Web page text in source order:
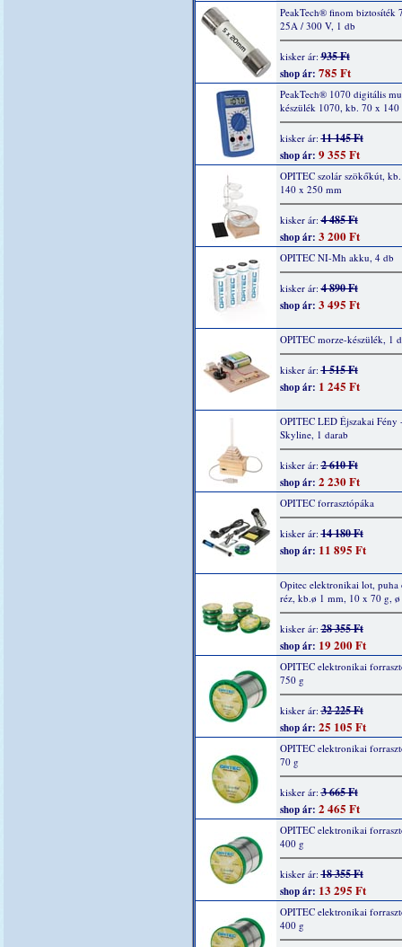
PeakTech® finom biztosíték
25A / 300 V, 1 db
kisker ár:935 Ft
shop ár: 785 Ft
PeakTech® 1070 digitális
készülék 1070, kb. 70 x
kisker ár:11 145 Ft
shop ár: 9 355 Ft
OPITEC szolár szökőkút,
140 x 250 mm
kisker ár:4 485 Ft
shop ár: 3 200 Ft
OPITEC NI-Mh akku, 4 db
kisker ár:4 890 Ft
shop ár: 3 495 Ft
OPITEC morze-készülék, 1
kisker ár:1 515 Ft
shop ár: 1 245 Ft
OPITEC LED Éjszakai Fény
Skyline, 1 darab
kisker ár:2 610 Ft
shop ár: 2 230 Ft
OPITEC forrasztópáka
kisker ár:14 180 Ft
shop ár: 11 895 Ft
Opitec elektronikai lot, puha
réz, kb.ø 1 mm, 10 x 70 g,
kisker ár:28 355 Ft
shop ár: 19 200 Ft
OPITEC elektronikai
750 g
kisker ár:32 225 Ft
shop ár: 25 105 Ft
OPITEC elektronikai
70 g
kisker ár:3 665 Ft
shop ár: 2 465 Ft
OPITEC elektronikai
400 g
kisker ár:18 355 Ft
shop ár: 13 295 Ft
OPITEC elektronikai
400 g